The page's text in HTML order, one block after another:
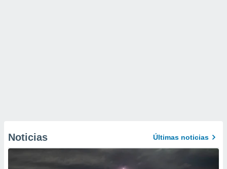
Noticias Últimas noticias